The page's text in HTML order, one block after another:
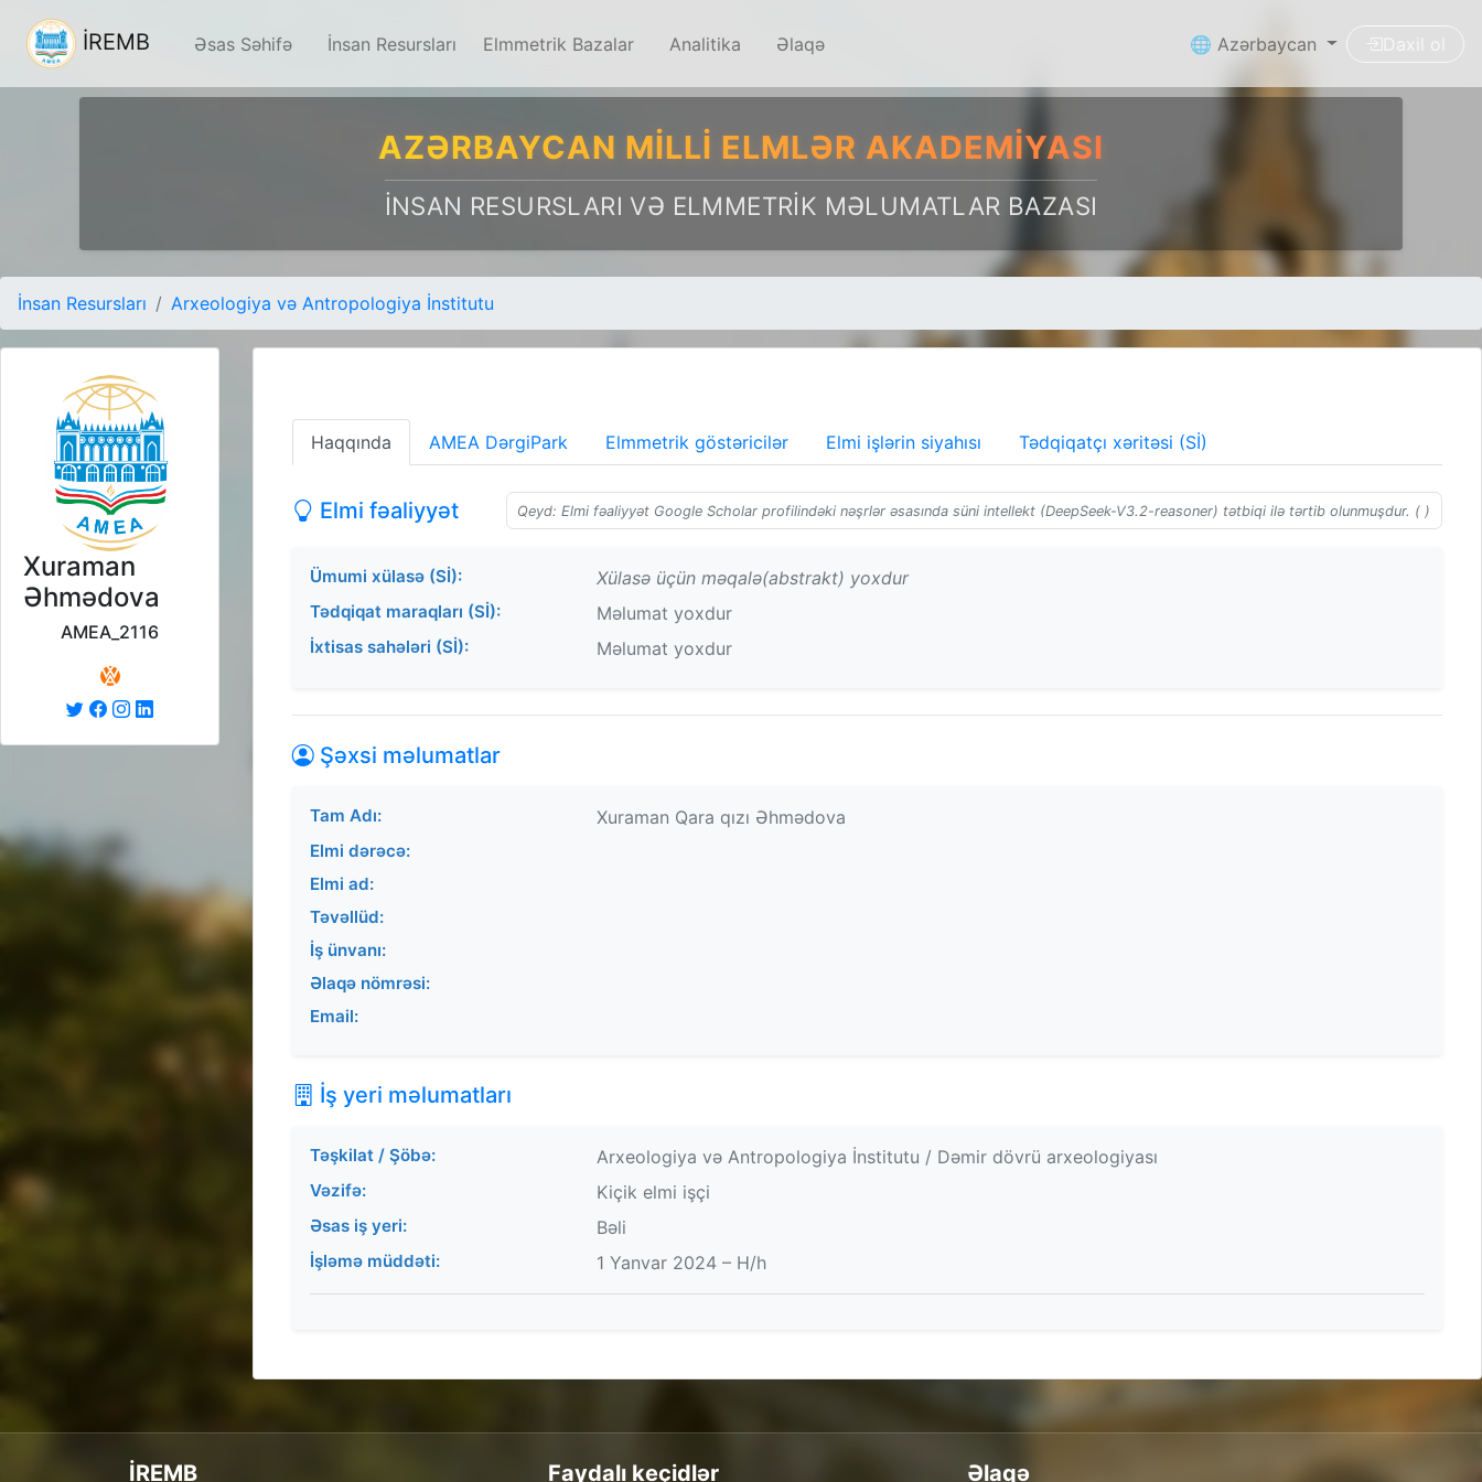
İREMB Əsas Səhifə İnsan Resursları Elmmetrik Bazalar Analitika Əlaqə 🌐 Azərbaycan Daxil ol
AZƏRBAYCAN MILLI ELMLƏR AKADEMIYASI
İNSAN RESURSLARI VƏ ELMMETRIK MƏLUMATLAR BAZASI
İnsan Resursları Arxeologiya və Antropologiya İnstitutu
Xuraman
Əhmədova
AMEA_2116
Haqqında AMEA DərgiPark Elmmetrik göstəricilər Elmi işlərin siyahısı Tədqiqatçı xəritəsi (Sİ)
Elmi fəaliyyət Qeyd: Elmi fəaliyyət Google Scholar profilindəki nəşrlər əsasında süni intellekt (DeepSeek-V3.2-reasoner) tətbiqi ilə tərtib olunmuşdur. ( )
Ümumi xülasə (Sİ): Xülasə üçün məqalə(abstrakt) yoxdur
Tədqiqat maraqları (Sİ): Məlumat yoxdur
İxtisas sahələri (Sİ): Məlumat yoxdur
Şəxsi məlumatlar
Tam Adı: Xuraman Qara qızı Əhmədova
Elmi dərəcə:
Elmi ad:
Təvəllüd:
İş ünvanı:
Əlaqə nömrəsi:
Email:
İş yeri məlumatları
Təşkilat / Şöbə: Arxeologiya və Antropologiya İnstitutu / Dəmir dövrü arxeologiyası
Vəzifə: Kiçik elmi işçi
Əsas iş yeri: Bəli
İşləmə müddəti: 1 Yanvar 2024 – H/h
İREMB Faydalı keçidlər Əlaqə